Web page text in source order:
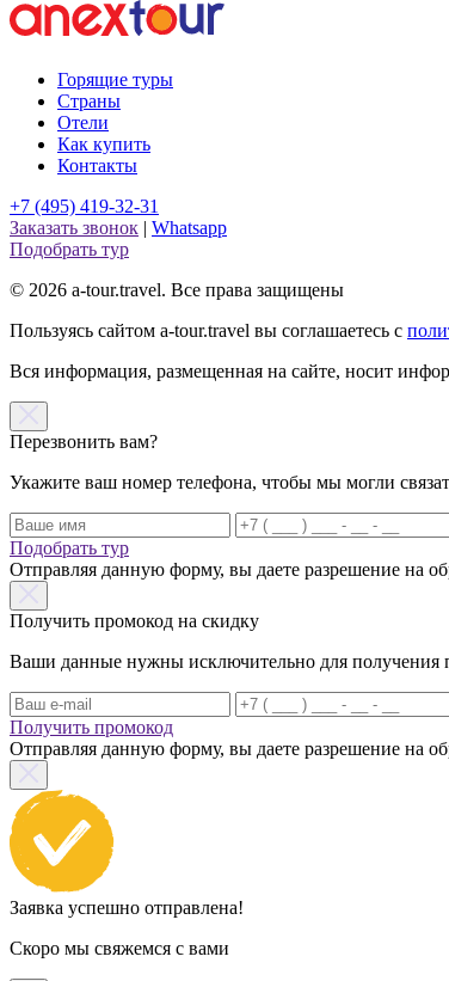
Горящие туры
Страны
Отели
Как купить
Контакты
+7 (495) 419-32-31
Заказать звонок | Whatsapp
Подобрать тур
© 2026 a-tour.travel. Все права защищены
Пользуясь сайтом a-tour.travel вы соглашаетесь с
Вся информация, размещенная на сайте, носит
Перезвонить вам?
Укажите ваш номер телефона, чтобы мы могли
Подобрать тур
Отправляя данную форму, вы даете разрешение на
Получить промокод на скидку
Ваши данные нужны исключительно для получения
Получить промокод
Отправляя данную форму, вы даете разрешение на
Заявка успешно отправлена!
Скоро мы свяжемся с вами